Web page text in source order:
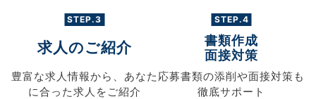
STEP.3
求人のご紹介
豊富な求人情報から、 あなた
に合った求人を ご紹介
STEP.4
書類作成
面接対策
応募書類の添削や面接対策も
徹底サポート